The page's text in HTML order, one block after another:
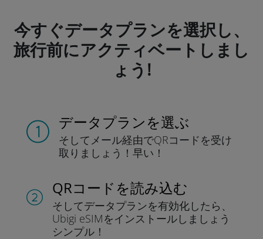
今すぐデータプランを選択し、
旅行前にアクティベートしまし
ょう!
データプランを選ぶ
そしてメール経由でQRコードを受け
取りましょう！早い！
QRコードを読み込む
そしてデータプランを有効化したら、
Ubigi eSIMをインストールしま しょう
シンプル！